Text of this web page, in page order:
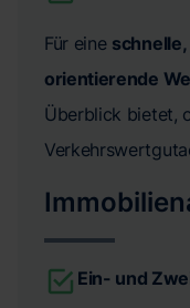
Für eine
orientierende
Überblick bietet,
Ein- und